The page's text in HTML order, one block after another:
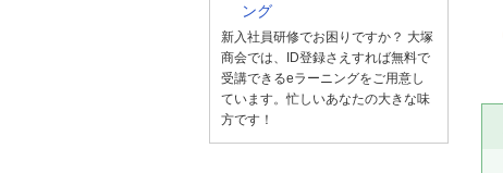
ング
新入社員研修でお困りですか？ 大塚
商会では、ID登録さえすれば無料で
受講できるeラーニングをご用意し
ています。忙しいあなたの大きな味
方です！